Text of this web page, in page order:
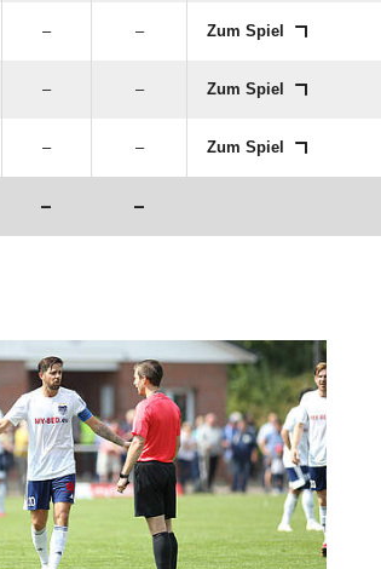
– – Zum Spiel
– – Zum Spiel
– – Zum Spiel
– –